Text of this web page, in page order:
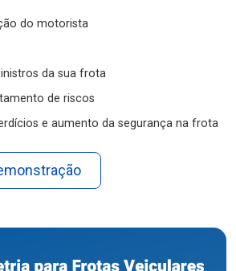
do motorista
da sua frota
de riscos
e aumento da segurança na frota